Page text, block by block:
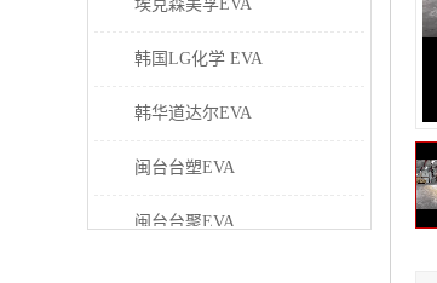
埃克森美孚EVA
韩国LG化学 EVA
韩华道达尔EVA
闽台台塑EVA
闽台台聚EVA